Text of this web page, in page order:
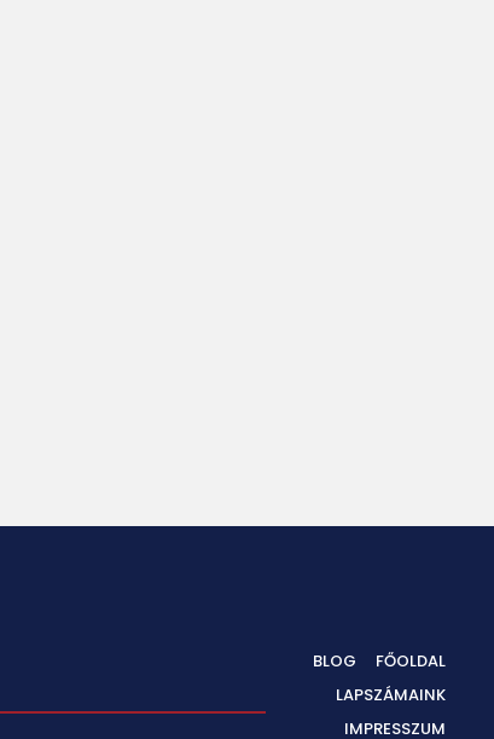
BLOG
FŐOLDAL
LAPSZÁMAINK
IMPRESSZUM